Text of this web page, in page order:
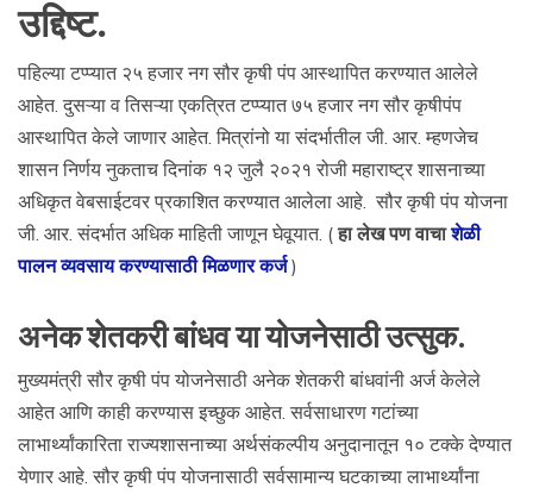
उद्दिष्ट.
पहिल्या टप्प्यात २५ हजार नग सौर कृषी पंप आस्थापित करण्यात आलेले
आहेत. दुसऱ्या व तिसऱ्या एकत्रित टप्प्यात ७५ हजार नग सौर कृषीपंप
आस्थापित केले जाणार आहेत. मित्रांनो या संदर्भातील जी. आर. म्हणजेच
शासन निर्णय नुकताच दिनांक १२ जुलै २०२१ रोजी महाराष्ट्र शासनाच्या
अधिकृत वेबसाईटवर प्रकाशित करण्यात आलेला आहे. सौर कृषी पंप योजना
जी. आर. संदर्भात अधिक माहिती जाणून घेवूयात. (हा लेख पण वाचाशेळी
पालन व्यवसाय करण्यासाठी मिळणार कर्ज)
अनेक शेतकरी बांधव या योजनेसाठी उत्सुक.
मुख्यमंत्री सौर कृषी पंप योजनेसाठी अनेक शेतकरी बांधवांनी अर्ज केलेले
आहेत आणि काही करण्यास इच्छुक आहेत. सर्वसाधारण गटांच्या
लाभार्थ्यांकारिता राज्यशासनाच्या अर्थसंकल्पीय अनुदानातून १० टक्के देण्यात
येणार आहे. सौर कृषी पंप योजनासाठी सर्वसामान्य घटकाच्या लाभार्थ्यांना